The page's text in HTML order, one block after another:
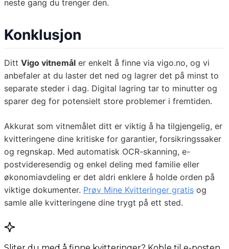
neste gang du trenger den.
Konklusjon
Ditt Vigo vitnemål er enkelt å finne via vigo.no, og vi
anbefaler at du laster det ned og lagrer det på minst to
separate steder i dag. Digital lagring tar to minutter og
sparer deg for potensielt store problemer i fremtiden.
Akkurat som vitnemålet ditt er viktig å ha tilgjengelig, er
kvitteringene dine kritiske for garantier, forsikringssaker
og regnskap. Med automatisk OCR-skanning, e-
postvideresendig og enkel deling med familie eller
økonomiavdeling er det aldri enklere å holde orden på
viktige dokumenter. Prøv Mine Kvitteringer gratis og
samle alle kvitteringene dine trygt på ett sted.